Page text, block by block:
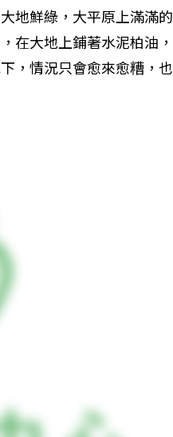
地鮮綠，大平原上滿滿的
在大地上鋪著水泥柏油，
，情況只會愈來愈糟，也